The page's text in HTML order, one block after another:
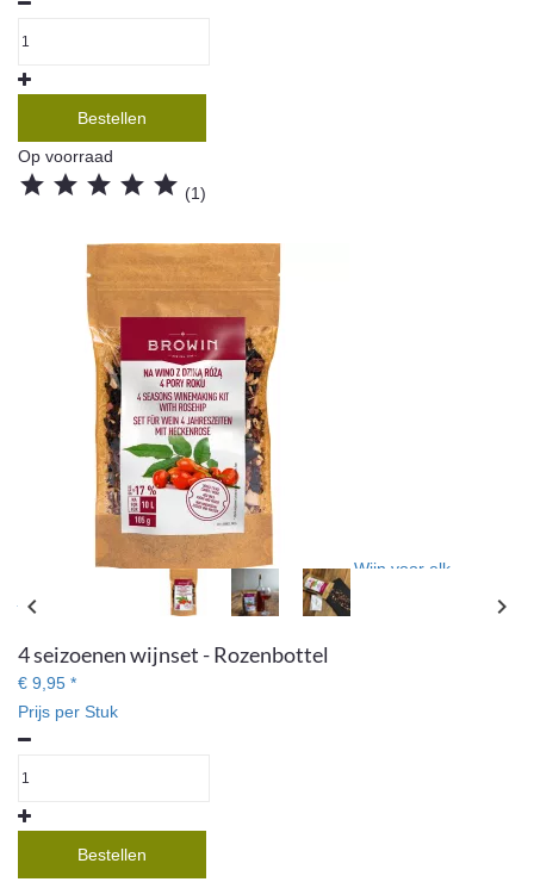
Bestellen
Op voorraad
     (1)
Wijn voor elk
jaargetijde - met deze set kunt u het hele jaar door wijn maken,
chevron_left chevron_right
4 seizoenen wijnset - Rozenbottel
€ 9,95 *
Prijs per Stuk
Bestellen